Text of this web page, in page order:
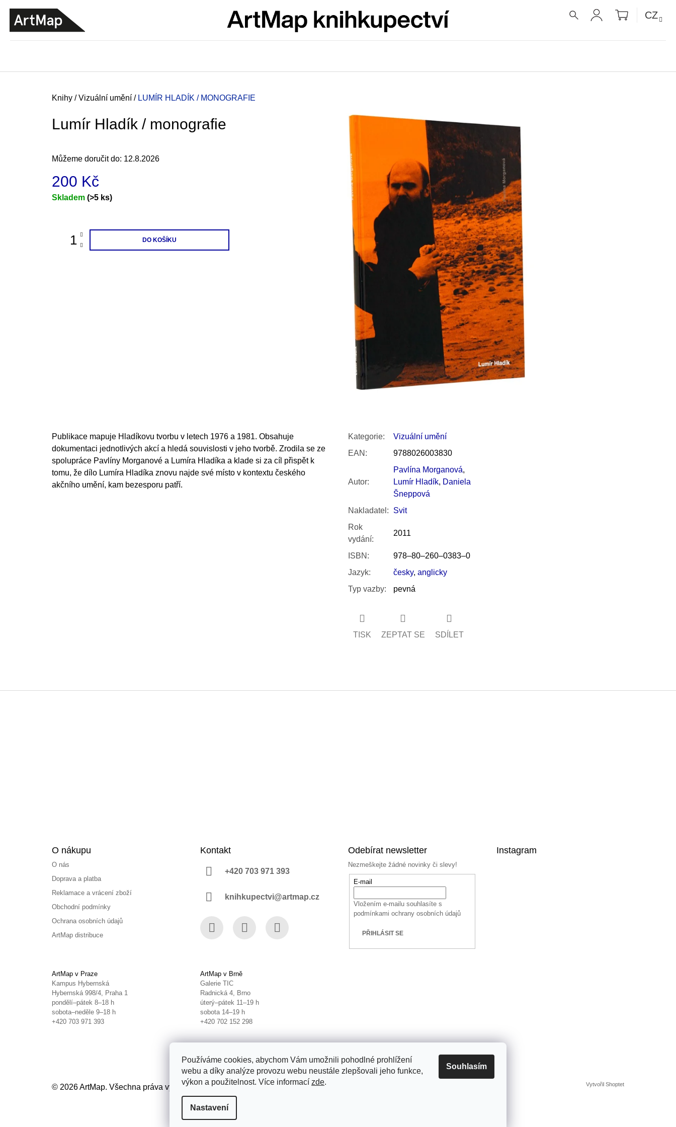
Používáme cookies, abychom Vám umožnili pohodlné prohlížení
webu a díky analýze provozu webu neustále zlepšovali jeho funkce,
výkon a použitelnost. Více informací zde.
Nastavení
Souhlasím
PŘIHLÁŠENÍ
NÁKUPNÍ
KOŠÍK
CZ
Domů
Knihy / Vizuální umění / LUMÍR HLADÍK / MONOGRAFIE
Lumír Hladík / monografie
Můžeme doručit do: 12.8.2026
200 Kč
Měrná
Skladem (>5 ks)
DO KOŠÍKU
Publikace mapuje Hladíkovu tvorbu v letech 1976 a 1981. Obsahuje
dokumentaci jednotlivých akcí a hledá souvislosti v jeho tvorbě. Zrodila se ze
spolupráce Pavlíny Morganové a Lumíra Hladíka a klade si za cíl přispět k
tomu, že dílo Lumíra Hladíka znovu najde své místo v kontextu českého
akčního umění, kam bezesporu patří.
Kategorie:
Vizuální umění
EAN : 9788026003830
Autor:
Pavlína Morganová,
Lumír Hladík, Daniela
Šneppová
Nakladatel :
Svit
Rok
vydání:
2011
ISBN :
978–80–260–0383–0
Jazyk: česky, anglicky
Typ vazby: pevná
TISK ZEPTAT SE SDÍLET
ZPĚT
DO
OBCHODU
ZPĚT
DO
OBCHODU
SNESITELNĚJŠÍ KLIMA
Původně:
BRUTAL PRAGUE
O nákupu
O nás
Doprava a platba
Reklamace a vrácení zboží
Obchodní podmínky
Ochrana osobních údajů
ArtMap distribuce
Kontakt
+420 703 971 393
knihkupectvi@artmap.cz
Odebírat newsletter
Nezmeškejte žádné novinky či slevy!
E-mail
Vložením e-mailu souhlasíte s
podmínkami ochrany osobních údajů
PŘIHLÁSIT SE
Instagram
ArtMap v Praze
Kampus Hybernská
Hybernská 998/4, Praha 1
pondělí–pátek 8–18 h
sobota–neděle 9–18 h
+420 703 971 393
ArtMap v Brně
Galerie TIC
Radnická 4, Brno
úterý–pátek 11–19 h
sobota 14–19 h
+420 702 152 298
© 2026 ArtMap. Všechna práva vyhrazena.Upravit nastavení cookies